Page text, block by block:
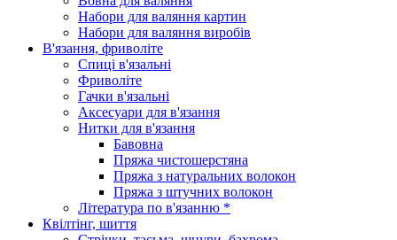
Набори для валяння картин
Набори для валяння виробів
В'язання, фриволіте
Спиці в'язальні
Фриволіте
Гачки в'язальні
Аксесуари для в'язання
Нитки для в'язання
Бавовна
Пряжа чистошерстяна
Пряжа з натуральних волокон
Пряжа з штучних волокон
Література по в'язанню *
Квілтінг, шиття